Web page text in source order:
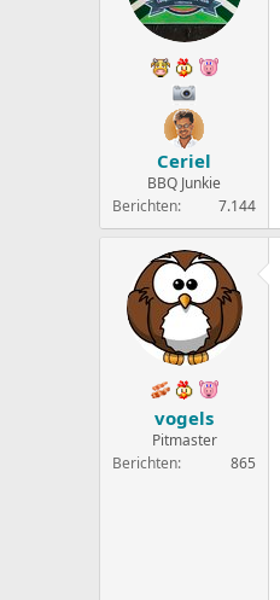
Ceriel
BBQ Junkie
Berichten
7.144
vogels
Pitmaster
Berichten
865